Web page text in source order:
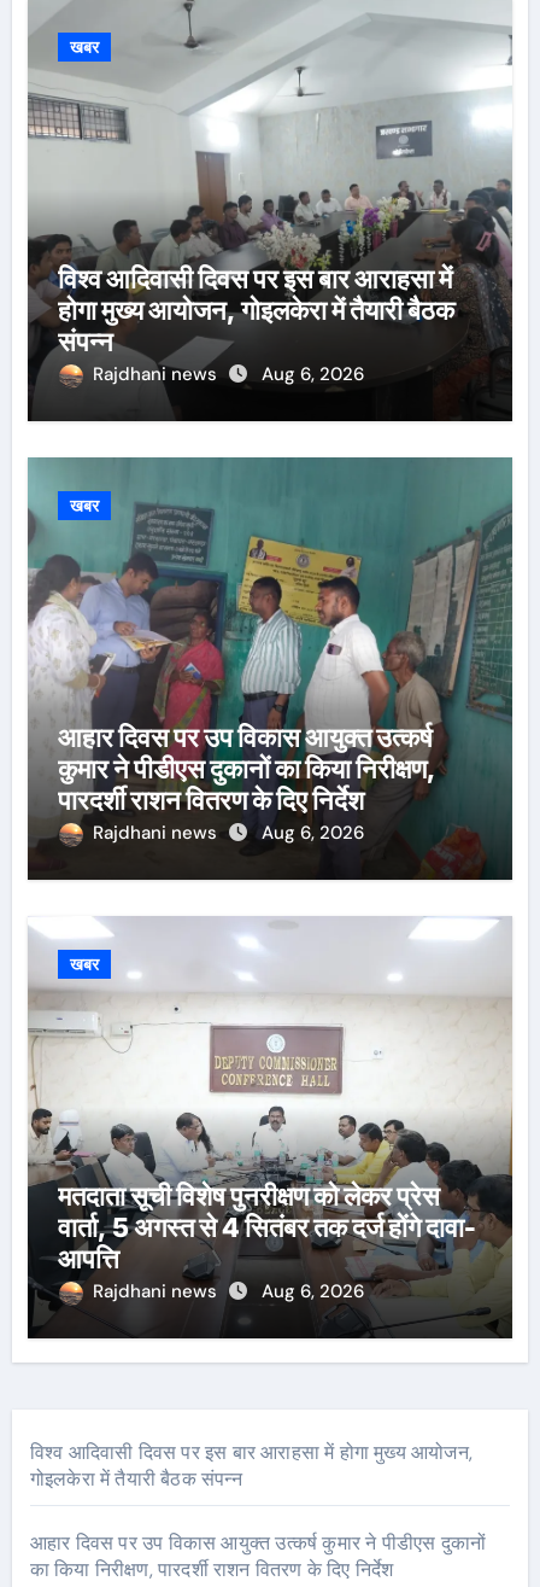
खबर
विश्व आदिवासी दिवस पर इस बार आराहसा में
होगा मुख्य आयोजन, गोइलकेरा में तैयारी बैठक
संपन्न
Rajdhani news Aug 6, 2026
खबर
आहार दिवस पर उप विकास आयुक्त उत्कर्ष
कुमार ने पीडीएस दुकानों का किया निरीक्षण,
पारदर्शी राशन वितरण के दिए निर्देश
Rajdhani news Aug 6, 2026
खबर
मतदाता सूची विशेष पुनरीक्षण को लेकर प्रेस
वार्ता, 5 अगस्त से 4 सितंबर तक दर्ज होंगे दावा-
आपत्ति
Rajdhani news Aug 6, 2026
विश्व आदिवासी दिवस पर इस बार आराहसा में होगा मुख्य आयोजन,
गोइलकेरा में तैयारी बैठक संपन्न
आहार दिवस पर उप विकास आयुक्त उत्कर्ष कुमार ने पीडीएस दुकानों
का किया निरीक्षण, पारदर्शी राशन वितरण के दिए निर्देश